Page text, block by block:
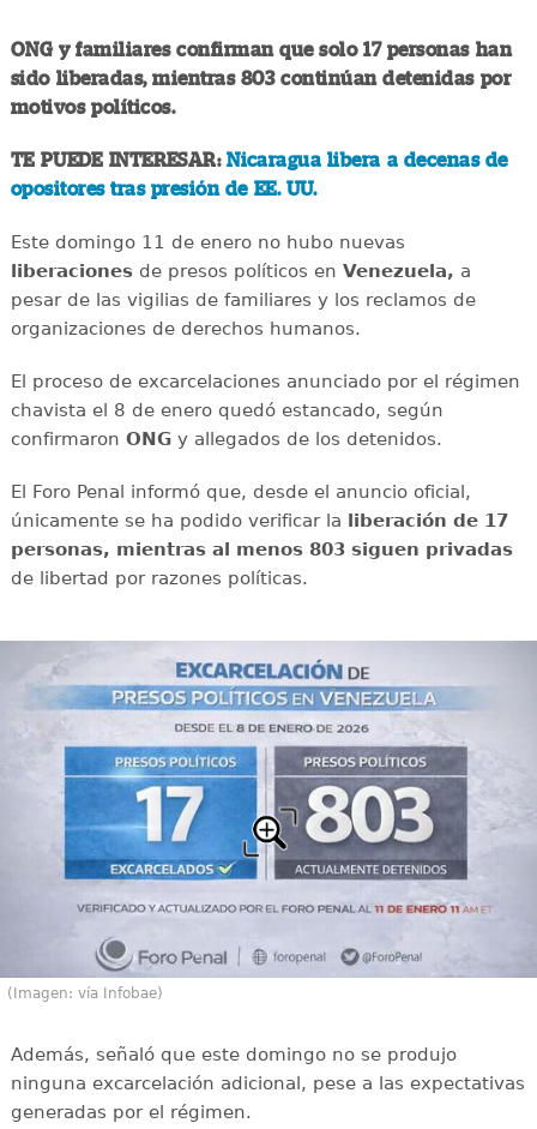
ONG y familiares confirman que solo 17 personas han
sido liberadas, mientras 803 continúan detenidas por
motivos políticos.
TE PUEDE INTERESAR:Nicaragua libera a decenas de
opositores tras presión de EE. UU.
Este domingo 11 de enero no hubo nuevas
liberacionesde presos políticos en Venezuela, a
pesar de las vigilias de familiares y los reclamos de
organizaciones de derechos humanos.
El proceso de excarcelaciones anunciado por el régimen
chavista el 8 de enero quedó estancado, según
confirmaron ONGy allegados de los detenidos.
El Foro Penal informó que, desde el anuncio oficial,
únicamente se ha podido verificar la liberación de 17
personas, mientras al menos 803 siguen privadas
de libertad por razones políticas.
(Imagen: vía Infobae)
Además, señaló que este domingo no se produjo
ninguna excarcelación adicional, pese a las expectativas
generadas por el régimen.